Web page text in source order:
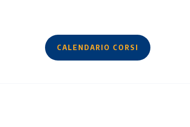
CALENDARIO CORSI